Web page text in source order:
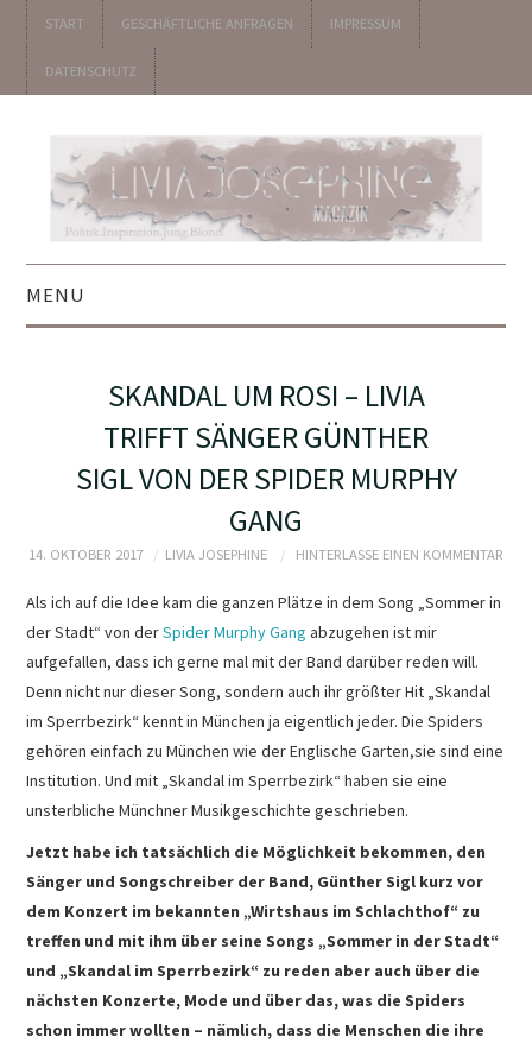
START GESCHÄFTLICHE ANFRAGEN IMPRESSUM
DATENSCHUTZ
MENU
▼ UNTERHALTUNG
▼ KOLUMNEN
SKANDAL UM ROSI – LIVIA
TRIFFT SÄNGER GÜNTHER
SIGL VON DER SPIDER MURPHY
GANG
14. OKTOBER 2017 LIVIA JOSEPHINE HINTERLASSE EINEN KOMMENTAR
Als ich auf die Idee kam die ganzen Plätze in dem Song „Sommer in
der Stadt“ von derSpider Murphy Gang abzugehen ist mir
aufgefallen, dass ich gerne mal mit der Band darüber reden will.
Denn nicht nur dieser Song, sondern auch ihr größter Hit „Skandal
im Sperrbezirk“ kennt in München ja eigentlich jeder. Die Spiders
gehören einfach zu München wie der Englische Garten,sie sind eine
Institution. Und mit „Skandal im Sperrbezirk“ haben sie eine
unsterbliche Münchner Musikgeschichte geschrieben.
Jetzt habe ich tatsächlich die Möglichkeit bekommen, den
Sänger und Songschreiber der Band, Günther Sigl kurz vor
dem Konzert im bekannten „Wirtshaus im Schlachthof“ zu
treffen und mit ihm über seine Songs „Sommer in der Stadt“
und „Skandal im Sperrbezirk“ zu reden aber auch über die
nächsten Konzerte, Mode und über das, was die Spiders
schon immer wollten – nämlich, dass die Menschen die ihre